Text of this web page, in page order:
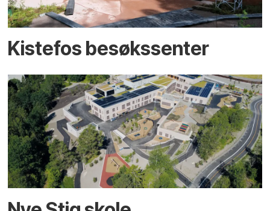
Kistefos besøkssenter